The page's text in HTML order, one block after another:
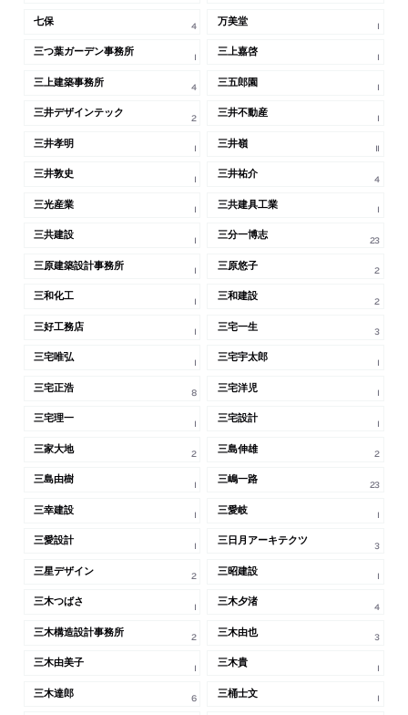
七保 4 万美堂 1
三つ葉ガーデン事務所 1 三上嘉啓 1
三上建築事務所 4 三五郎園 1
三井デザインテック 2 三井不動産 1
三井孝明 1 三井嶺 11
三井敦史 1 三井祐介 4
三光産業 1 三共建具工業 1
三共建設 1 三分一博志 23
三原建築設計事務所 1 三原悠子 2
三和化工 1 三和建設 2
三好工務店 1 三宅一生 3
三宅唯弘 1 三宅宇太郎 1
三宅正浩 8 三宅洋児 1
三宅理一 1 三宅設計 1
三家大地 2 三島伸雄 2
三島由樹 1 三嶋一路 23
三幸建設 1 三愛岐 1
三愛設計 1 三日月アーキテクツ 3
三星デザイン 2 三昭建設 1
三木つばさ 1 三木夕渚 4
三木構造設計事務所 2 三木由也 3
三木由美子 1 三木貴 1
三木達郎 6 三桶士文 1